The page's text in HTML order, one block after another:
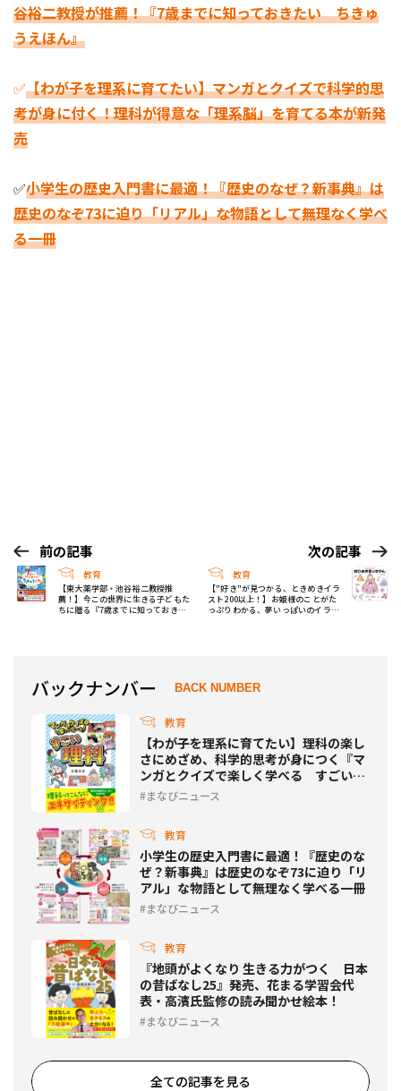
谷裕二教授が推薦！『7歳までに知っておきたい ちきゅ
うえほん』
✅【わが子を理系に育てたい】マンガとクイズで科学的思
考が身に付く！理科が得意な「理系脳」を育てる本が新発
売
✅小学生の歴史入門書に最適！『歴史のなぜ？新事典』は
歴史のなぞ73に迫り「リアル」な物語として無理なく学べ
る一冊
前の記事
教育
【東大薬学部・池谷裕二教授推
薦！】今この世界に生きる子どもた
ちに贈る『7歳までに知っておきた
次の記事
教育
【"好き"が見つかる、ときめきイラ
スト200以上！】お姫様のことがた
っぷりわかる、夢いっぱいのイラス
バックナンバー BACK NUMBER
教育
【わが子を理系に育てたい】理科の楽し
さにめざめ、科学的思考が身につく『マ
ンガとクイズで楽しく学べる すごい理
科』発売
まなびニュース
教育
小学生の歴史入門書に最適！『歴史のな
ぜ？新事典』は歴史のなぞ73に迫り「リ
アル」な物語として無理なく学べる一冊
まなびニュース
教育
『地頭がよくなり 生きる力がつく 日本
の昔ばなし25』発売、花まる学習会代
表・高濱氏監修の読み聞かせ絵本！
まなびニュース
全ての記事を見る